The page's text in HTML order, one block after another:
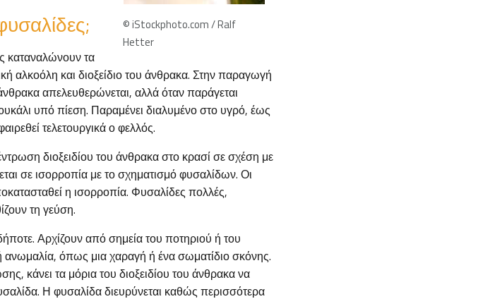
© iStockphoto.com / Ralf
Hetter
καταναλώνουν τα
αλκοόλη και διοξείδιο του άνθρακα. Στην παραγωγή
απελευθερώνεται, αλλά όταν παράγεται
υπό πίεση. Παραμένει διαλυμένο στο υγρό, έως
τελετουργικά ο φελλός.
διοξειδίου του άνθρακα στο κρασί σε σχέση με
σε ισορροπία με το σχηματισμό φυσαλίδων. Οι
η ισορροπία. Φυσαλίδες πολλές,
τη γεύση.
Αρχίζουν από σημεία του ποτηριού ή του
όπως μια χαραγή ή ένα σωματίδιο σκόνης.
κάνει τα μόρια του διοξειδίου του άνθρακα να
Η φυσαλίδα διευρύνεται καθώς περισσότερα